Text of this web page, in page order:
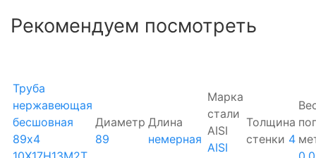
Рекомендуем посмотреть
Труба
нержавеющая
бесшовная
89х4
Диаметр
89
Длина
немерная
Марка
стали
AISI
AISI
Толщина
стенки 4